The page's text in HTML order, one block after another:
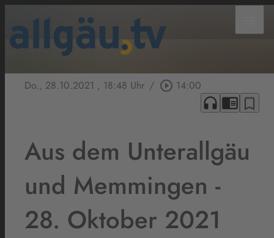
Do., 28.10.2021 , 18:48 Uhr / play_circle_outline 14:00
headphones chrome_reader_mode bookmark_border
Aus dem Unterallgäu
und Memmingen -
28. Oktober 2021